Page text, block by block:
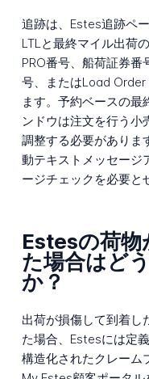
追跡は、Estes追跡ペ
LTLと最終マイル出荷
PRO番号、船荷証券番
号、またはLoad
ます。予約ベースの最
ンドウは注文を行う小
調整する必要がありま
動テキストメッセージ
ージチェックを必要と
Estesの荷物
た場合はど
か？
出荷が損傷して到着し
た場合、Estesには定
構造化されたクレーム